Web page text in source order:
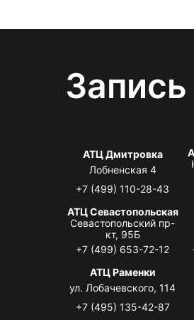
АТЦ Дмитровка
Лобненская 4
+7 (499) 110-28-43
АТЦ Севастопольская
Севастопольский пр-
кт, 95Б
+7 (499) 653-72-12
АТЦ Раменки
ул. Лобачевского, 114
+7 (495) 135-42-87